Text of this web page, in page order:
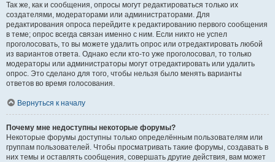
Так же, как и сообщения, опросы могут редактироваться только их
создателями, модераторами или администраторами. Для
редактирования опроса перейдите к редактированию первого сообщения
в теме; опрос всегда связан именно с ним. Если никто не успел
проголосовать, то вы можете удалить опрос или отредактировать любой
из вариантов ответа. Однако если кто-то уже проголосовал, то только
модераторы или администраторы могут отредактировать или удалить
опрос. Это сделано для того, чтобы нельзя было менять варианты
ответов во время голосования.
Вернуться к началу
Почему мне недоступны некоторые форумы?
Некоторые форумы доступны только определённым пользователям или
группам пользователей. Чтобы просматривать такие форумы, создавать в
них темы и оставлять сообщения, совершать другие действия, вам может